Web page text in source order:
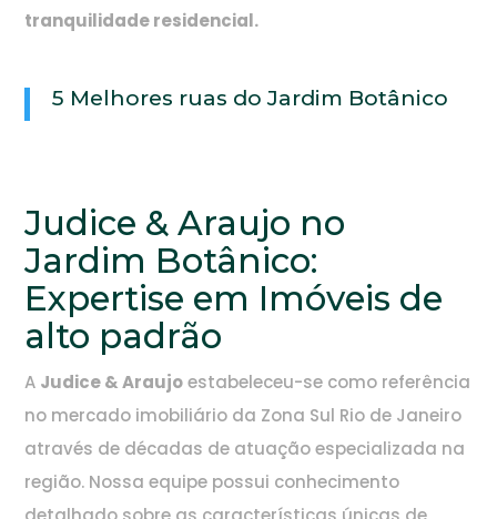
tranquilidade residencial.
5 Melhores ruas do Jardim Botânico
Judice & Araujo no
Jardim Botânico:
Expertise em Imóveis de
alto padrão
A Judice & Araujoestabeleceu-se como referência
no mercado imobiliário da Zona Sul Rio de Janeiro
através de décadas de atuação especializada na
região. Nossa equipe possui conhecimento